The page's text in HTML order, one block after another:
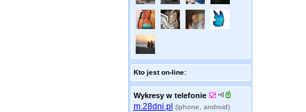
Kto jest on-line:
Wykresy w telefonie
m.28dni.pl (iphone, android)